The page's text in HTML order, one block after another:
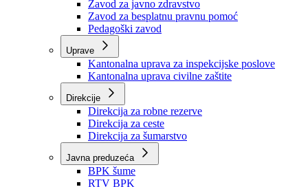
Zavodi
Zavod zdravstvenog osiguranja
Zavod za javno zdravstvo
Zavod za besplatnu pravnu pomoć
Pedagoški zavod
Kantonalna uprava za inspekcijske poslove
Kantonalna uprava civilne zaštite
Direkcije
Direkcija za robne rezerve
Direkcija za ceste
Direkcija za šumarstvo